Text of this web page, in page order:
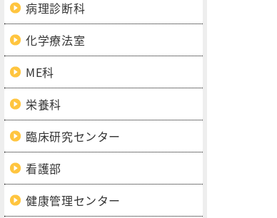
病理診断科
化学療法室
ME科
栄養科
臨床研究センター
看護部
健康管理センター